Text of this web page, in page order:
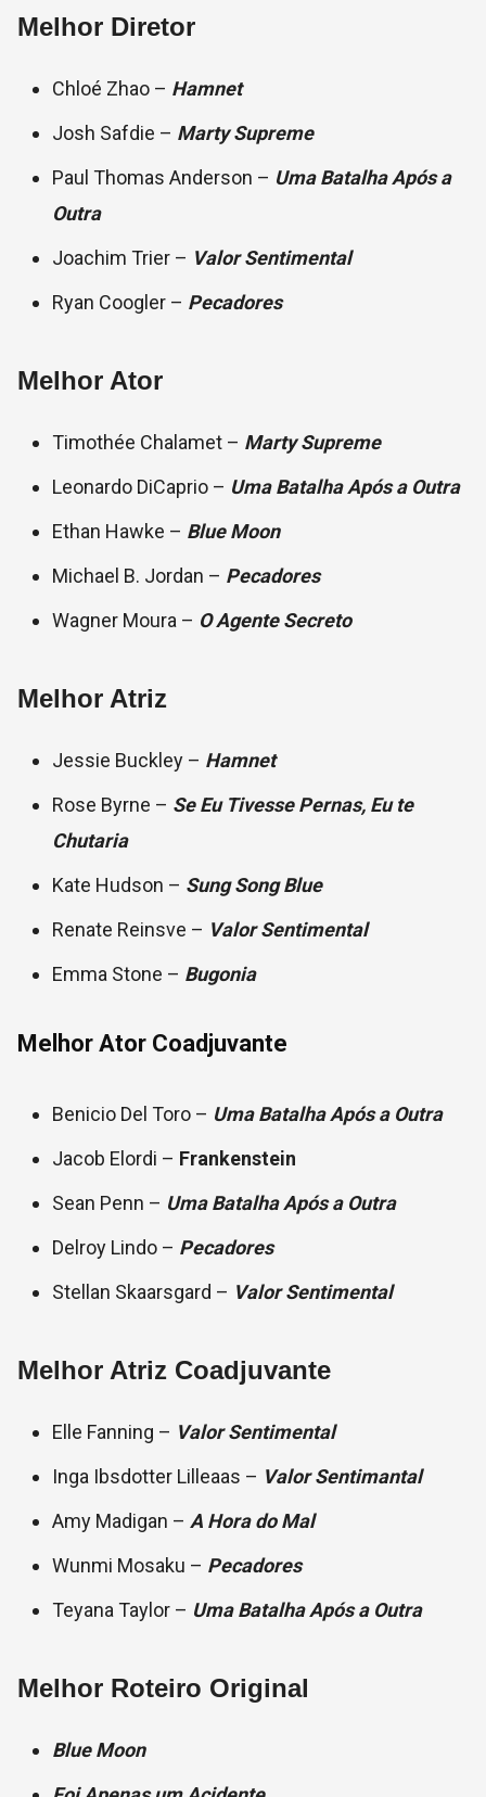
Melhor Diretor
Chloé Zhao – Hamnet
Josh Safdie – Marty Supreme
Paul Thomas Anderson – Uma Batalha Após a
Outra
Joachim Trier – Valor Sentimental
Ryan Coogler – Pecadores
Melhor Ator
Timothée Chalamet – Marty Supreme
Leonardo DiCaprio – Uma Batalha Após a Outra
Ethan Hawke – Blue Moon
Michael B. Jordan – Pecadores
Wagner Moura – O Agente Secreto
Melhor Atriz
Jessie Buckley – Hamnet
Rose Byrne – Se Eu Tivesse Pernas, Eu te
Chutaria
Kate Hudson – Sung Song Blue
Renate Reinsve – Valor Sentimental
Emma Stone – Bugonia
Melhor Ator Coadjuvante
Benicio Del Toro – Uma Batalha Após a Outra
Jacob Elordi – Frankenstein
Sean Penn – Uma Batalha Após a Outra
Delroy Lindo – Pecadores
Stellan Skaarsgard – Valor Sentimental
Melhor Atriz Coadjuvante
Elle Fanning – Valor Sentimental
Inga Ibsdotter Lilleaas – Valor Sentimantal
Amy Madigan – A Hora do Mal
Wunmi Mosaku – Pecadores
Teyana Taylor – Uma Batalha Após a Outra
Melhor Roteiro Original
Blue Moon